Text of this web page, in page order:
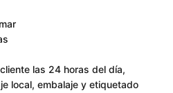
las 24 horas del día,
local, embalaje y etiquetado